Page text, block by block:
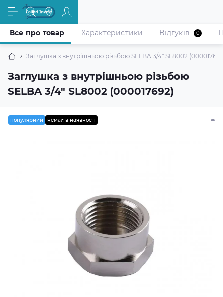
Заглушка з внутрішньою різьбою SELBA 3/4″ SL8002
Заглушка з внутрішньою різьбою
SELBA 3/4″ SL8002 (000017692)
Все про товар Характеристики Відгуків 0
популярний немає в наявності